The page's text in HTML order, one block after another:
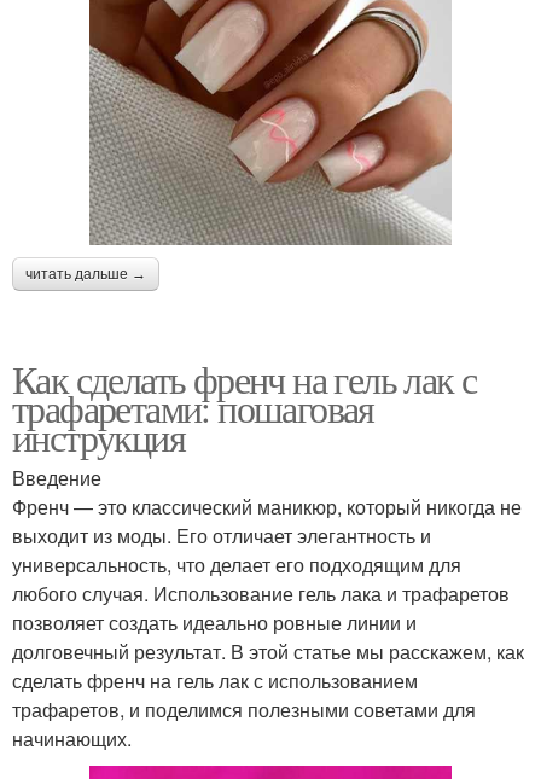
читать дальше →
Как сделать френч на гель лак с
трафаретами: пошаговая
инструкция
Введение
Френч — это классический маникюр, который никогда не
выходит из моды. Его отличает элегантность и
универсальность, что делает его подходящим для
любого случая. Использование гель лака и трафаретов
позволяет создать идеально ровные линии и
долговечный результат. В этой статье мы расскажем, как
сделать френч на гель лак с использованием
трафаретов, и поделимся полезными советами для
начинающих.